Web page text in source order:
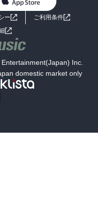
子向けラノベ
説
外小説
問い合わせ
ー
ご利用条件
Inc.
domestic market only